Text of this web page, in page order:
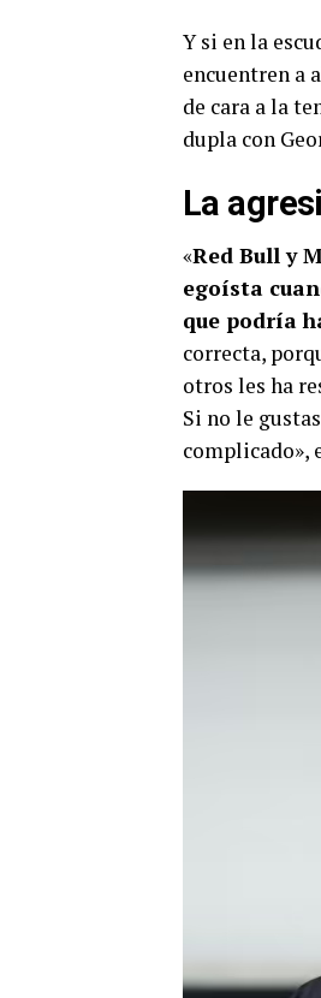
Y si en la
encuentren a
de cara a la
dupla con
La
«Red Bull y
egoísta
que podría
correcta,
otros les ha
Si no le
complicado»,